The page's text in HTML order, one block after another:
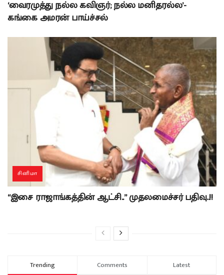
‘வைரமுத்து நல்ல கவிஞர்; நல்ல மனிதரல்ல’-
கங்கை அமரன் பாய்ச்சல்
சினிமா
“இசை ராஜாங்கத்தின் ஆட்சி..” முதலமைச்சர் பதிவு..!!
Trending Comments Latest